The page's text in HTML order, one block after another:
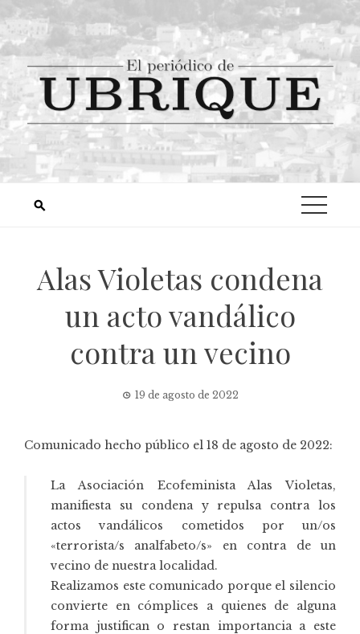
Alas Violetas condena
un acto vandálico
contra un vecino
19 de agosto de 2022
Comunicado hecho público el 18 de agosto de 2022:
LaAsociación Ecofeminista Alas Violetas,
manifiesta su condena y repulsa contra los
actos vandálicos cometidos por un/os
«terrorista/s analfabeto/s» en contra de un
vecino de nuestra localidad.
Realizamos este comunicado porque el silencio
convierte en cómplices a quienes de alguna
forma justifican o restan importancia a este